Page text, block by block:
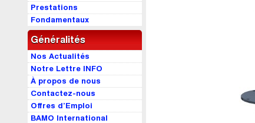
Prestations
Fondamentaux
Généralités
Nos Actualités
Notre Lettre INFO
À propos de nous
Contactez-nous
Offres d’Emploi
BAMO International